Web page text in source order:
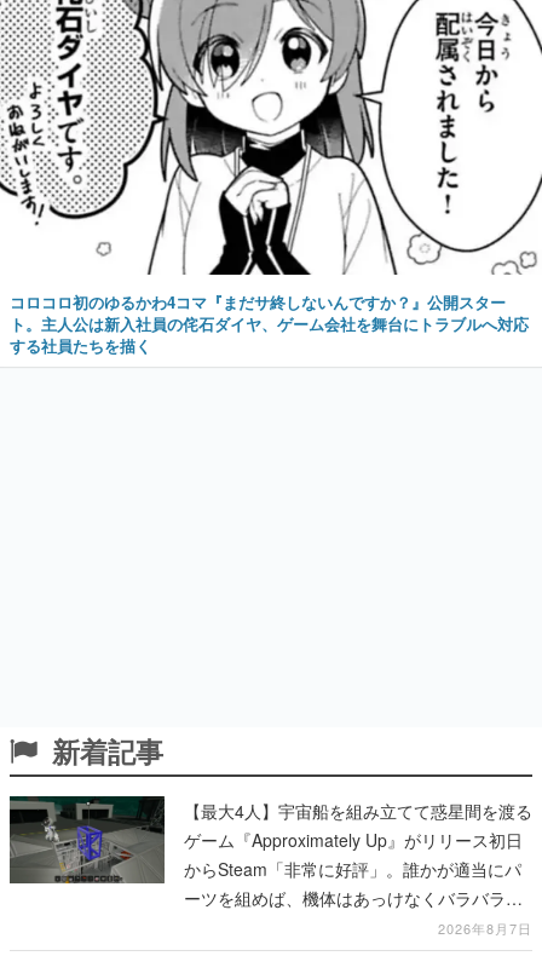
コロコロ初のゆるかわ4コマ『まだサ終しないんですか？』公開スター
ト。主人公は新入社員の侘石ダイヤ、ゲーム会社を舞台にトラブルへ対応
する社員たちを描く
新着記事
【最大4人】宇宙船を組み立てて惑星間を渡る
ゲーム『Approximately Up』がリリース初日
からSteam「非常に好評」。誰かが適当にパ
ーツを組めば、機体はあっけなくバラバラに
2026年8月7日